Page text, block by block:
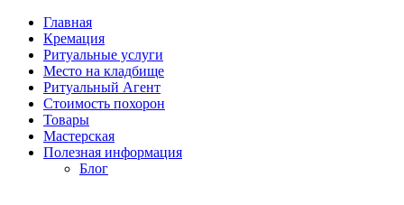
Главная
Кремация
Ритуальные услуги
Место на кладбище
Ритуальный Агент
Стоимость похорон
Товары
Мастерская
Полезная информация
Блог